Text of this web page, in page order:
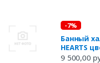
-7%
Банный
HEARTS
(L)
9 500,00